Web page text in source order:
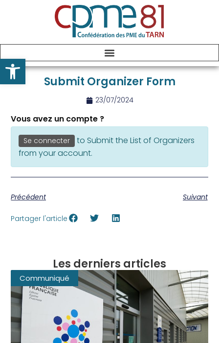
Submit Organizer Form
23/07/2024
Vous avez un compte ?
Se connecter
to Submit the List of Organizers
from your account.
Précédent Suivant
Partager l'article
Communiqué
Les derniers articles
Ouvrir la barre d’outils